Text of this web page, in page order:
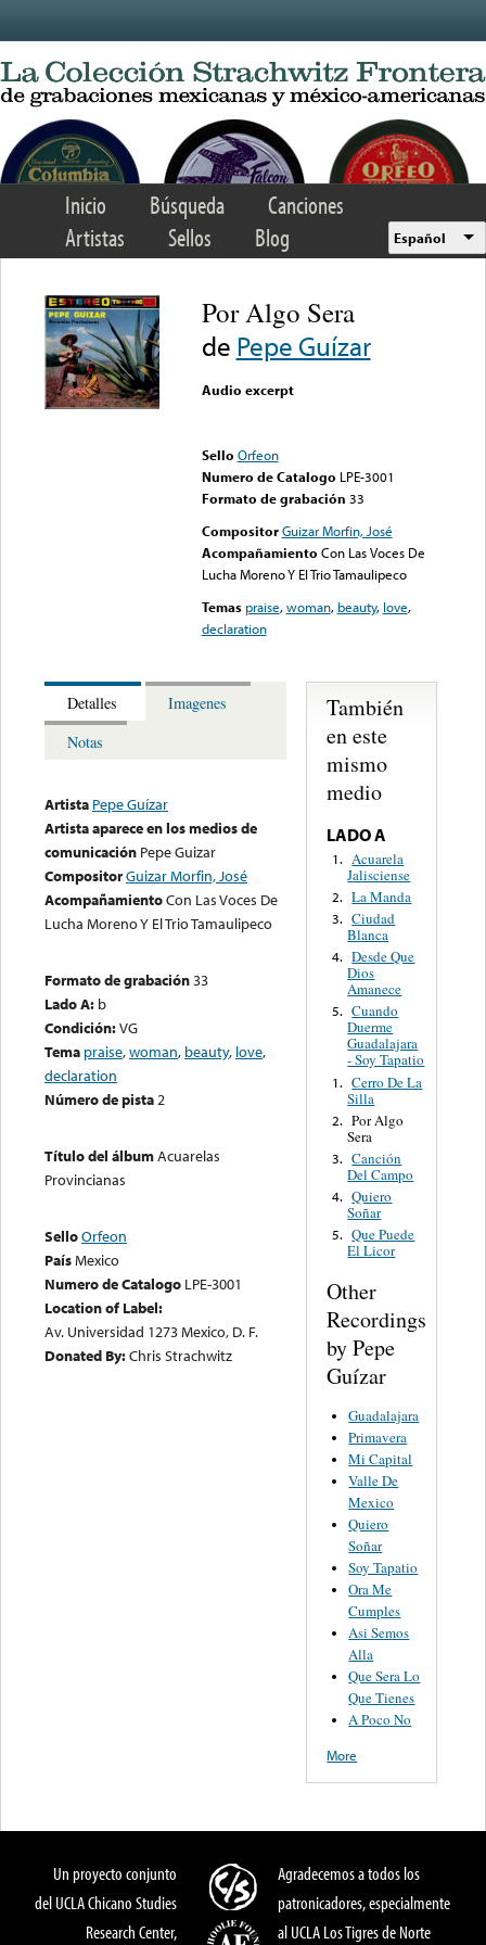
Inicio Búsqueda
Canciones
Artistas
Sellos Blog Español
Por Algo Sera
de Pepe Guízar
Audio excerpt
Sello Orfeon
Numero de Catalogo LPE-3001
Formato de grabación 33
Compositor Guizar Morfin, José
Acompañamiento Con Las Voces De
Lucha Moreno Y El Trio Tamaulipeco
Temas praise,woman, beauty, love,
declaration
Detalles
Imagenes
Notas
Artista Pepe Guízar
Artista aparece en los medios de
comunicación Pepe Guizar
CompositorGuizar Morfin, José
AcompañamientoCon Las Voces De
Lucha Moreno Y El Trio Tamaulipeco
Formato de grabación33
Lado A: b
Condición:VG
Tema praise,woman, beauty, love,
declaration
Número de pista2
Título del álbumAcuarelas
Provincianas
SelloOrfeon
PaísMexico
Numero de Catalogo LPE-3001
Location of Label:
Av. Universidad 1273 Mexico, D. F.
Donated By:Chris Strachwitz
También
en este
mismo
medio
LADO A
1. Acuarela
Jalisciense
2. La Manda
3. Ciudad
Blanca
4. Desde Que
Dios
Amanece
5. Cuando
Duerme
Guadalajara
- Soy Tapatio
1. Cerro De La
Silla
2. Por Algo
Sera
3. Canción
Del Campo
4. Quiero
Soñar
5. Que Puede
El Licor
Other
Recordings
by Pepe
Guízar
Guadalajara
Primavera
Mi Capital
Valle De
Mexico
Quiero
Soñar
Soy Tapatio
Ora Me
Cumples
Asi Semos
Alla
Que Sera Lo
Que Tienes
A Poco No
More
Un proyecto conjunto
del UCLA Chicano Studies
Research Center,
Agradecemos a todos los
patronicadores, especialmente
al UCLA Los Tigres de Norte